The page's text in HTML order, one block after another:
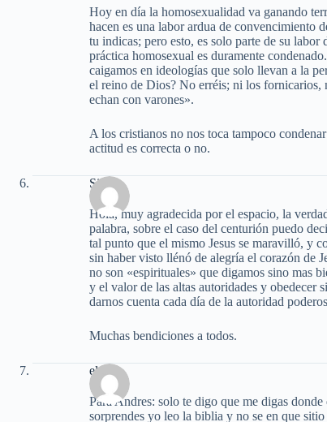
Hoy en día la homosexualidad va ganando
hacen es una labor ardua de convencimiento
tu indicas; pero esto, es solo parte de su
práctica homosexual es duramente
caigamos en ideologías que solo llevan a la
el reino de Dios? No erréis; ni los fornicarios,
echan con varones».
A los cristianos no nos toca tampoco
actitud es correcta o no.
Silvia
Hola, muy agradecida por el espacio, la
palabra, sobre el caso del centurión puedo
tal punto que el mismo Jesus se maravilló, y
sin haber visto llénó de alegría el corazón de
no son «espirituales» que digamos sino mas
y el valor de las altas autoridades y obedecer
darnos cuenta cada día de la autoridad
Muchas bendiciones a todos.
elena
Para Andres: solo te digo que me digas
sorprendes yo leo la biblia y no se en que